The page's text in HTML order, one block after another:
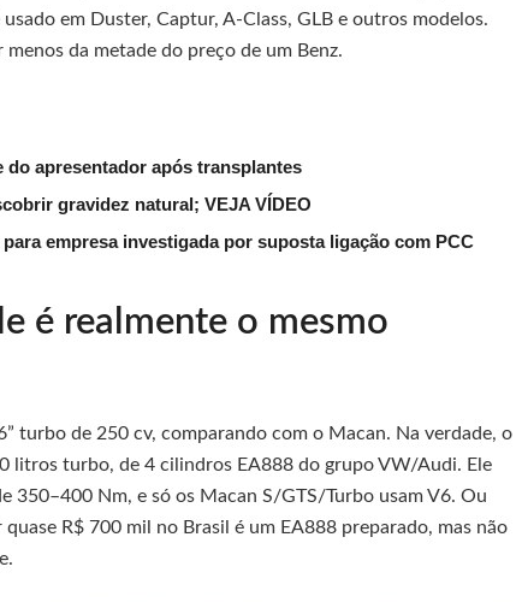
em Duster, Captur, A‑Class, GLB e outros modelos.
da metade do preço de um Benz.
do apresentador após transplantes
gravidez natural; VEJA VÍDEO
empresa investigada por suposta ligação com PCC
é realmente o mesmo
turbo de 250 cv, comparando com o Macan. Na verdade, o
litros turbo, de 4 cilindros EA888 do grupo VW/Audi. Ele
350–400 Nm, e só os Macan S/GTS/Turbo usam V6. Ou
R$ 700 mil no Brasil é um EA888 preparado, mas não